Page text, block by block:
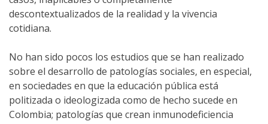
descontextualizados de la realidad y la vivencia
cotidiana.
No han sido pocos los estudios que se han realizado
sobre el desarrollo de patologías sociales, en especial,
en sociedades en que la educación pública está
politizada o ideologizada como de hecho sucede en
Colombia; patologías que crean inmunodeficiencia